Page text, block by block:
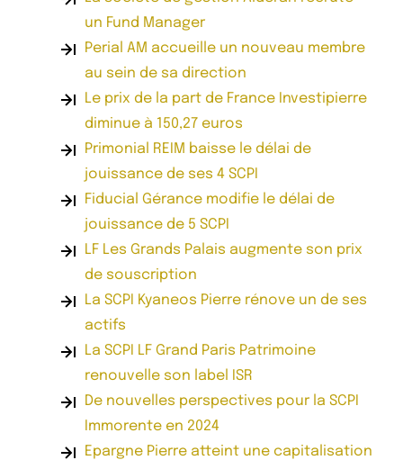
un Fund Manager
Perial AM accueille un nouveau membre
au sein de sa direction
Le prix de la part de France Investipierre
diminue à 150,27 euros
Primonial REIM baisse le délai de
jouissance de ses 4 SCPI
Fiducial Gérance modifie le délai de
jouissance de 5 SCPI
LF Les Grands Palais augmente son prix
de souscription
La SCPI Kyaneos Pierre rénove un de ses
actifs
La SCPI LF Grand Paris Patrimoine
renouvelle son label ISR
De nouvelles perspectives pour la SCPI
Immorente en 2024
Epargne Pierre atteint une capitalisation